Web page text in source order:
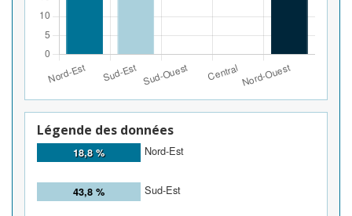
Légende des données
18,8 % Nord-Est
43,8 % Sud-Est